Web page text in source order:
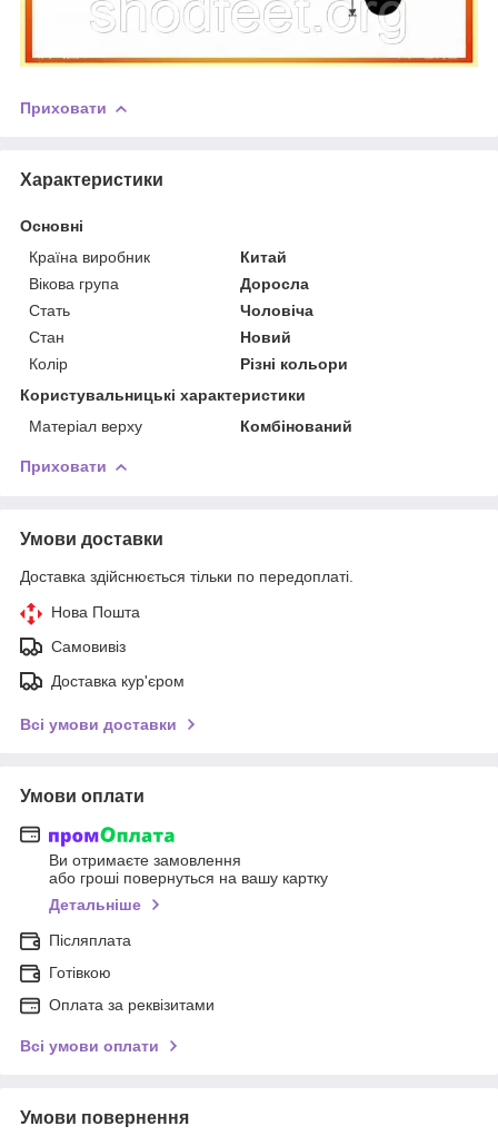
Приховати
Характеристики
Основні
Країна виробник
Китай
Вікова група
Доросла
Стать
Чоловіча
Стан
Новий
Колір
Різні кольори
Користувальницькі характеристики
Матеріал верху
Комбінований
Приховати
Умови доставки
Доставка здійснюється тільки по передоплаті.
Нова Пошта
Самовивіз
Доставка кур'єром
Всі умови доставки
Умови оплати
Ви отримаєте замовлення
або гроші повернуться на вашу картку
Детальніше
Післяплата
Готівкою
Оплата за реквізитами
Всі умови оплати
Умови повернення